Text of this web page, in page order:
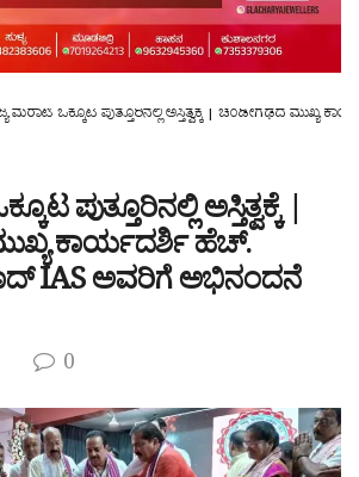
ಮರಾಟಿ ಒಕ್ಕೂಟ ಪುತ್ತೂರಿನಲ್ಲಿ ಅಸ್ತಿತ್ವಕ್ಕೆ | ಚಂಡೀಗಢದ ಮುಖ್ಯ
ಪುತ್ತೂರಿನಲ್ಲಿ ಅಸ್ತಿತ್ವಕ್ಕೆ |
ಕಾರ್ಯದರ್ಶಿ ಹೆಚ್.
IAS ಅವರಿಗೆ ಅಭಿನಂದನೆ
0